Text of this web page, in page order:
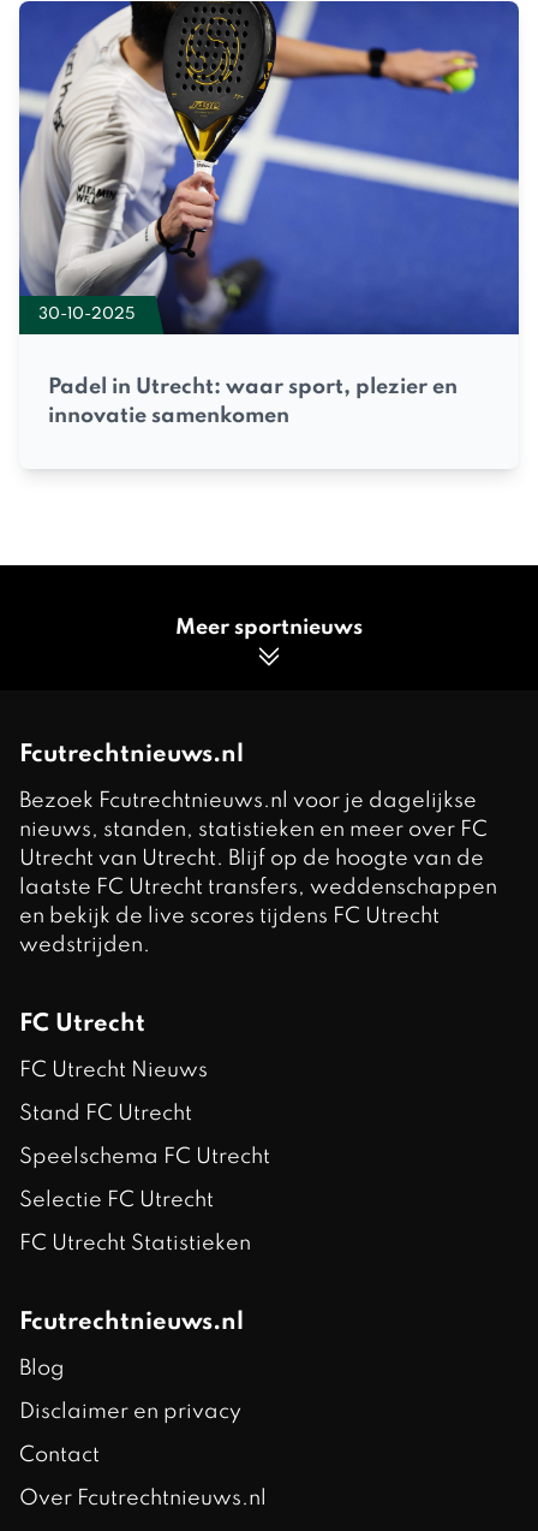
30-10-2025
Padel in Utrecht: waar sport, plezier en
innovatie samenkomen
Meer sportnieuws
Fcutrechtnieuws.nl
Bezoek Fcutrechtnieuws.nl voor je dagelijkse
nieuws, standen, statistieken en meer over FC
Utrecht van Utrecht. Blijf op de hoogte van de
laatste FC Utrecht transfers, weddenschappen
en bekijk de live scores tijdens FC Utrecht
wedstrijden.
FC Utrecht
FC Utrecht Nieuws
Stand FC Utrecht
Speelschema FC Utrecht
Selectie FC Utrecht
FC Utrecht Statistieken
Fcutrechtnieuws.nl
Blog
Disclaimer en privacy
Contact
Over Fcutrechtnieuws.nl